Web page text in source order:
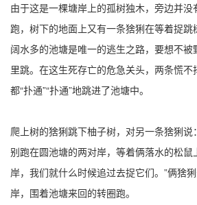
由于这是一棵塘岸上的孤树独木，旁边并
跑，树下的地面上又有一条猞猁在等着捉
阔水多的池塘是唯一的逃生之路，要想不
里跳。在这生死存亡的危急关头，两条慌
都“扑通”“扑通”地跳进了池塘中。
爬上树的猞猁跳下柚子树，对另一条猞猁说
别跑在圆池塘的两对岸，等着俩落水的松鼠
岸，我们就什么时候追过去捉它们。”俩猞
岸，围着池塘来回的转圈跑。